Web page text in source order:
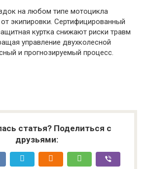
на любом типе мотоцикла
экипировки. Сертифицированный
куртка снижают риски травм
управление двухколесной
и прогнозируемый процесс.
статья? Поделиться с
друзьями: